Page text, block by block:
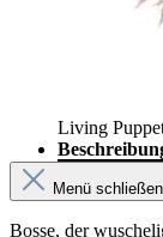
Living
Menü schließen
Bosse, der